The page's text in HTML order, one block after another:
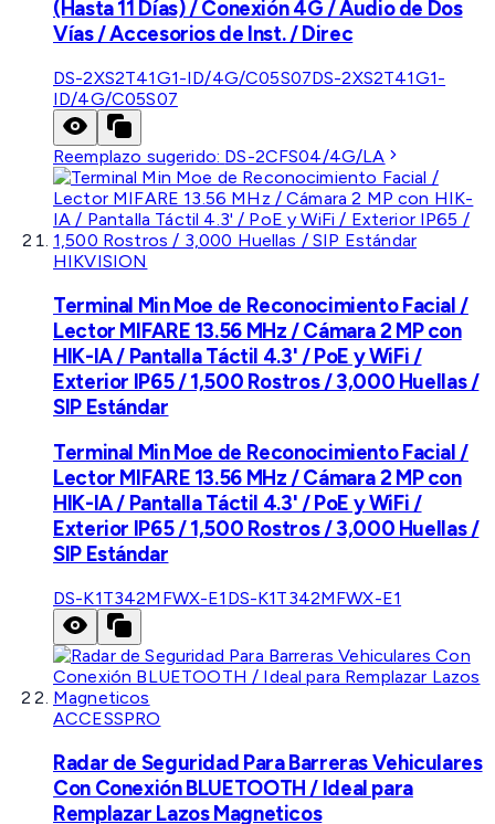
(Hasta 11 Días) / Conexión 4G / Audio de Dos
Vías / Accesorios de Inst. / Direc
DS-2XS2T41G1-ID/4G/C05S07DS-2XS2T41G1-
ID/4G/C05S07
Reemplazo sugerido: DS-2CFS04/4G/LA
HIKVISION
Terminal Min Moe de Reconocimiento Facial /
Lector MIFARE 13.56 MHz / Cámara 2 MP con
HIK-IA / Pantalla Táctil 4.3' / PoE y WiFi /
Exterior IP65 / 1,500 Rostros / 3,000 Huellas /
SIP Estándar
Terminal Min Moe de Reconocimiento Facial /
Lector MIFARE 13.56 MHz / Cámara 2 MP con
HIK-IA / Pantalla Táctil 4.3' / PoE y WiFi /
Exterior IP65 / 1,500 Rostros / 3,000 Huellas /
SIP Estándar
DS-K1T342MFWX-E1 DS-K1T342MFWX-E1
ACCESSPRO
Radar de Seguridad Para Barreras Vehiculares
Con Conexión BLUETOOTH / Ideal para
Remplazar Lazos Magneticos